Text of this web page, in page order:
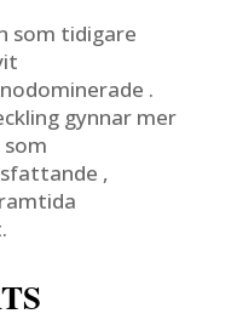
som tidigare
.
gynnar mer
,